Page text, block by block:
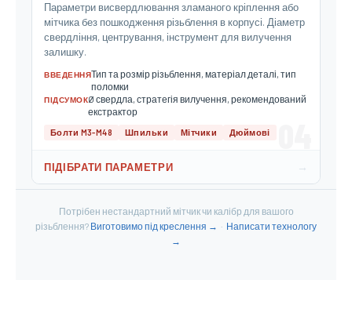
Параметри висвердлювання зламаного кріплення або
мітчика без пошкодження різьблення в корпусі. Діаметр
свердління, центрування, інструмент для вилучення
залишку.
ВВЕДЕННЯТип та розмір різьблення, матеріал деталі, тип
поломки
ПІДСУМОКØ свердла, стратегія вилучення, рекомендований
екстрактор
Болти M3-M48 Шпильки Мітчики Дюймові
ПІДІБРАТИ ПАРАМЕТРИ →
Потрібен нестандартний мітчик чи калібр для вашого
різьблення? Виготовимо під креслення → · Написати технологу
→